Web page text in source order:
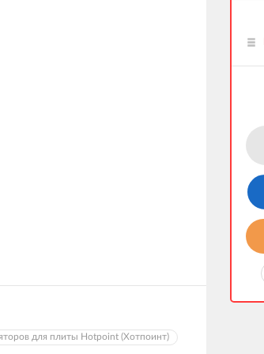
для плиты Hotpoint (Хотпоинт)